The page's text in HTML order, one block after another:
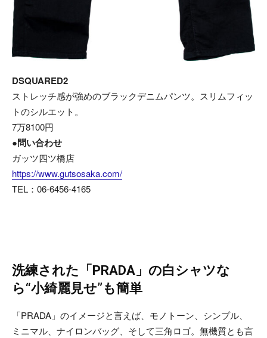
DSQUARED2
ストレッチ感が強めのブラックデニムパンツ。スリムフィッ
トのシルエット。
7万8100円
●問い合わせ
ガッツ四ツ橋店
https://www.gutsosaka.com/
TEL：06-6456-4165
洗練された「PRADA」の白シャツな
ら“小綺麗見せ”も簡単
「PRADA」のイメージと言えば、モノトーン、シンプル、
ミニマル、ナイロンバッグ、そして三角ロゴ。無機質とも言